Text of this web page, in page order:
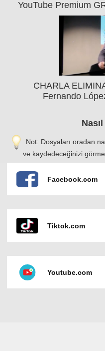
YouTube Premium
CHARLA
Fernando
Not: Dosyaları oradan
ve kaydedeceğinizi
Facebook.com
Tiktok.com
Youtube.com